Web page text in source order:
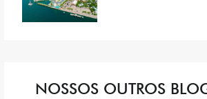
NOSSOS OUTROS